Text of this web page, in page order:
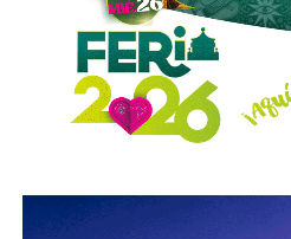
Sigue existiendo tardanza por
autoridades pararepintar o
no solo ahí, sino en toda la
opacas, mal colocadas o
conductores hacia peatones
de cada día), ¿por qué no